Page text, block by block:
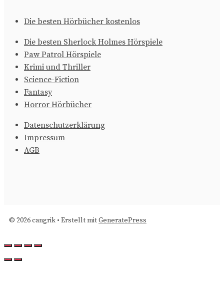
Die besten Hörbücher kostenlos
Die besten Sherlock Holmes Hörspiele
Paw Patrol Hörspiele
Krimi und Thriller
Science-Fiction
Fantasy
Horror Hörbücher
Datenschutzerklärung
Impressum
AGB
© 2026 cangrik • Erstellt mitGeneratePress